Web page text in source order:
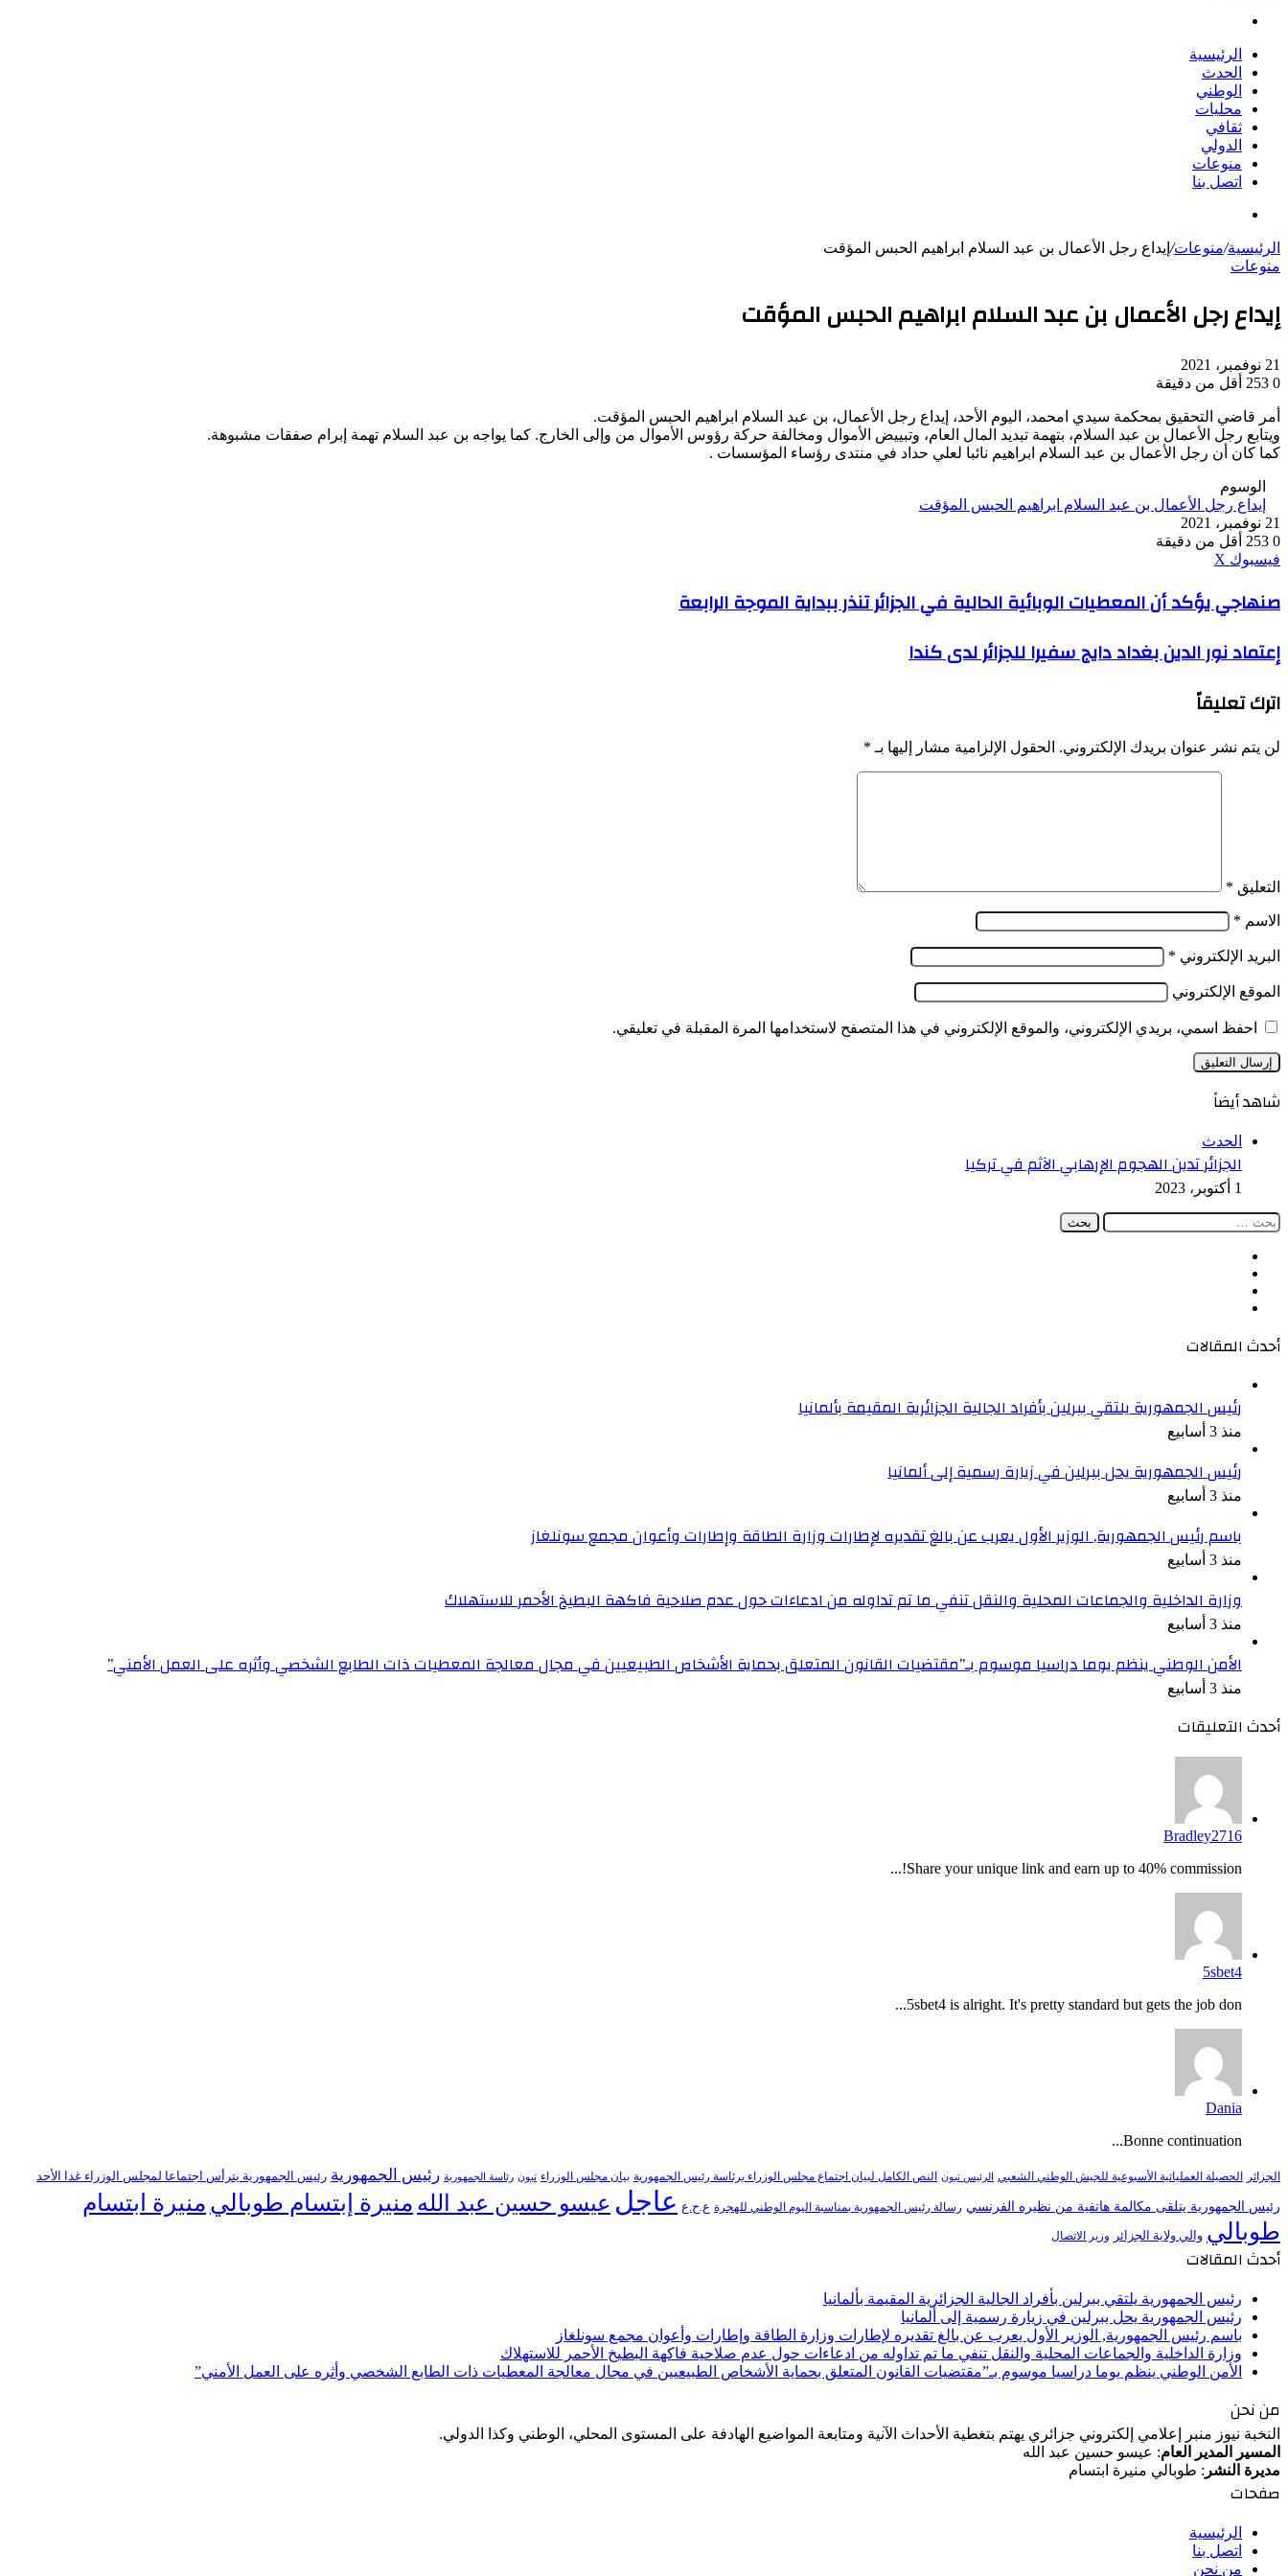
الرئيسية
الحدث
الوطني
محليات
ثقافي
الدولي
منوعات
اتصل بنا
الرئيسية/منوعات/ إيداع رجل الأعمال بن عبد السلام ابراهيم الحبس المؤقت
منوعات
إيداع رجل الأعمال بن عبد السلام ابراهيم الحبس المؤقت
21 نوفمبر، 2021
0
أقل من دقيقة
أمر قاضي التحقيق بمحكمة سيدي امحمد، اليوم الأحد، إيداع رجل الأعمال، بن عبد السلام ابراهيم الحبس المؤقت.
ويتابع رجل الأعمال بن عبد السلام، بتهمة تبديد المال العام، وتبييض الأموال ومخالفة حركة رؤوس الأموال من وإلى الخارج. كما يواجه بن عبد السلام تهمة إبرام صفقات مشبوهة.
كما كان أن رجل الأعمال بن عبد السلام ابراهيم نائبا لعلي حداد في منتدى رؤساء المؤسسات .
الوسوم
إيداع رجل الأعمال بن عبد السلام ابراهيم الحبس المؤقت
21 نوفمبر، 2021
0
أقل من دقيقة
فيسبوك ‫X
صنهاجي
يؤكد
المعطيات
الوبائية
في
تنذر
ببداية
صنهاجي يؤكد أن المعطيات الوبائية الحالية في الجزائر تنذر ببداية الموجة الرابعة
إعتماد
نور
بغداد
دايج
للجزائر
إعتماد نور الدين بغداد دايج سفيرا للجزائر لدى كندا
اترك تعليقاً
لن يتم نشر عنوان بريدك الإلكتروني. الحقول الإلزامية مشار إليها بـ *
التعليق *
الاسم *
البريد الإلكتروني *
الموقع الإلكتروني
احفظ اسمي، بريدي الإلكتروني، والموقع الإلكتروني في هذا المتصفح لاستخدامها المرة المقبلة في تعليقي.
شاهد أيضاً
الحدث
الجزائر تدين الهجوم الإرهابي الآثم في تركيا
1 أكتوبر، 2023
البحث
أحدث المقالات
رئيس الجمهورية يلتقي ببرلين بأفراد الجالية الجزائرية المقيمة بألمانيا
منذ 3 أسابيع
رئيس الجمهورية يحل ببرلين في زيارة رسمية إلى ألمانيا
منذ 3 أسابيع
باسم رئيس الجمهورية, الوزير الأول يعرب عن بالغ تقديره لإطارات وزارة الطاقة وإطارات وأعوان مجمع سونلغاز
منذ 3 أسابيع
وزارة الداخلية والجماعات المحلية والنقل تنفي ما تم تداوله من ادعاءات حول عدم صلاحية فاكهة البطيخ الأحمر للاستهلاك
منذ 3 أسابيع
الأمن الوطني ينظم يوما دراسيا موسوم بـ”مقتضيات القانون المتعلق بحماية الأشخاص الطبيعيين في مجال معالجة المعطيات ذات الطابع الشخصي وأثره على العمل الأمني”
منذ 3 أسابيع
أحدث التعليقات
Bradley2716
Share your unique link and earn up to 40% commission!...
5sbet4
5sbet4 is alright. It's pretty standard but gets the job don...
Dania
Bonne continuation...
الجزائر الحصيلة العملياتية الأسبوعية للجيش الوطني الشعبي الرئيس تبون النص الكامل لبيان اجتماع مجلس الوزراء برئاسة رئيس الجمهورية بيان مجلس الوزراء تبون رئاسة الجمهورية رئيس الجمهورية رئيس الجمهورية يترأس اجتماعا لمجلس الوزراء غدا الأحد
رئيس الجمهورية يتلقى مكالمة هاتفية من نظيره الفرنسي رسالة رئيس الجمهورية بمناسبة اليوم الوطني للهجرة ع.ح.ع عاجل عيسو حسين عبد الله منيرة إبتسام طوبالي منيرة ابتسام
طوبالي والي ولاية الجزائر وزير الاتصال
أحدث المقالات
رئيس الجمهورية يلتقي ببرلين بأفراد الجالية الجزائرية المقيمة بألمانيا
رئيس الجمهورية يحل ببرلين في زيارة رسمية إلى ألمانيا
باسم رئيس الجمهورية, الوزير الأول يعرب عن بالغ تقديره لإطارات وزارة الطاقة وإطارات وأعوان مجمع سونلغاز
وزارة الداخلية والجماعات المحلية والنقل تنفي ما تم تداوله من ادعاءات حول عدم صلاحية فاكهة البطيخ الأحمر للاستهلاك
الأمن الوطني ينظم يوما دراسيا موسوم بـ”مقتضيات القانون المتعلق بحماية الأشخاص الطبيعيين في مجال معالجة المعطيات ذات الطابع الشخصي وأثره على العمل الأمني”
من نحن
النخبة نيوز منبر إعلامي إلكتروني جزائري يهتم بتغطية الأحداث الآنية ومتابعة المواضيع الهادفة على المستوى المحلي، الوطني وكذا الدولي.
المسير المدير العام: عيسو حسين عبد الله
مديرة النشر : طوبالي منيرة ابتسام
صفحات
الرئيسية
اتصل بنا
من نحن